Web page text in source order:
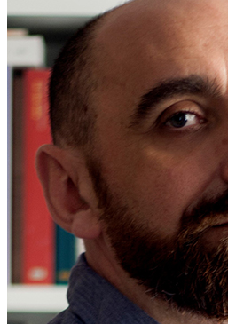
Enrique Redel